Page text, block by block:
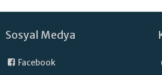
Sosyal Medya
Facebook